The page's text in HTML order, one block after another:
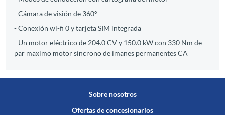
- Cámara de visión de 360º
- Conexión wi-fi 0 y tarjeta SIM integrada
- Un motor eléctrico de 204.0 CV y 150.0 kW con 330 Nm de
par maximo motor síncrono de imanes permanentes CA
Sobre nosotros
Ofertas de concesionarios